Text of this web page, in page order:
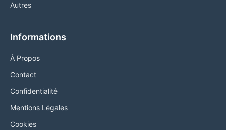
Autres
Informations
À Propos
Contact
Confidentialité
Mentions Légales
Cookies